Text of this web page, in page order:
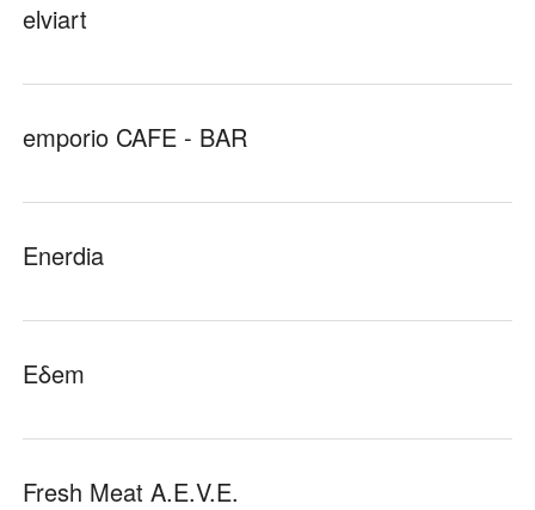
elviart
emporio CAFE - BAR
Enerdia
Eδem
Fresh Meat A.E.V.E.